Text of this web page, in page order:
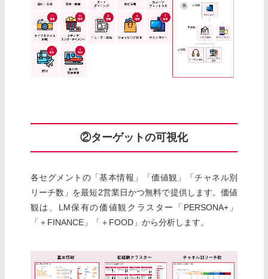
②ターゲットの可視化
各セグメントの「基本情報」「価値観」「チャネル別
リーチ数」を最短2営業日かつ無料で提供します。価値
観は、LM保有の価値観クラスター「PERSONA+」
「＋FINANCE」「＋FOOD」から分析します。